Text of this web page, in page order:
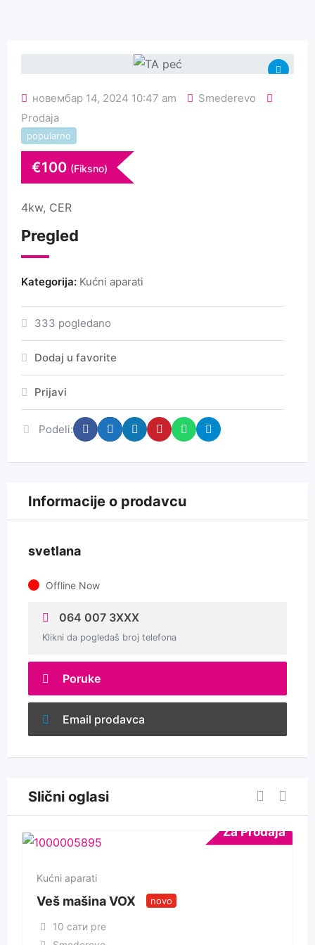
новембар 14, 2024 10:47 am
Smederevo
Prodaja
popularno
€100 (Fiksno)
4kw, CER
Pregled
Kategorija: Kućni aparati
333 pogledano
Dodaj u favorite
Prijavi
Podeli:
Informacije o prodavcu
svetlana
Offline Now
064 007 3XXX
Klikni da pogledaš broj telefona
Poruke
Email prodavca
Slični oglasi
Za Prodaja
Kućni aparati
Veš mašina VOX novo
10 сати pre